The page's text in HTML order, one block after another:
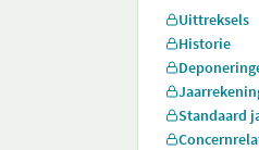
Uittreksels
Historie
Standaard